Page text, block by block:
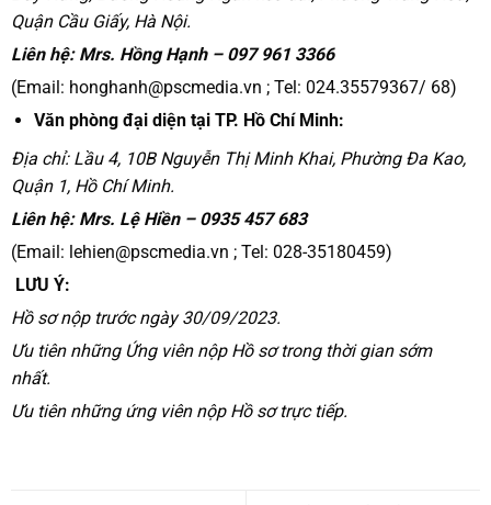
Quận Cầu Giấy, Hà Nội.
Liên hệ: Mrs. Hồng Hạnh – 097 961 3366
(Email: honghanh@pscmedia.vn ; Tel: 024.35579367/ 68)
Văn phòng đại diện tại TP. Hồ Chí Minh:
Địa chỉ: Lầu 4, 10B Nguyễn Thị Minh Khai, Phường Đa Kao,
Quận 1, Hồ Chí Minh.
Liên hệ: Mrs. Lệ Hiền – 0935 457 683
(Email: lehien@pscmedia.vn ; Tel: 028-35180459)
LƯU Ý:
Hồ sơ nộp trước ngày 30/09/2023.
Ưu tiên những Ứng viên nộp Hồ sơ trong thời gian sớm
nhất.
Ưu tiên những ứng viên nộp Hồ sơ trực tiếp.